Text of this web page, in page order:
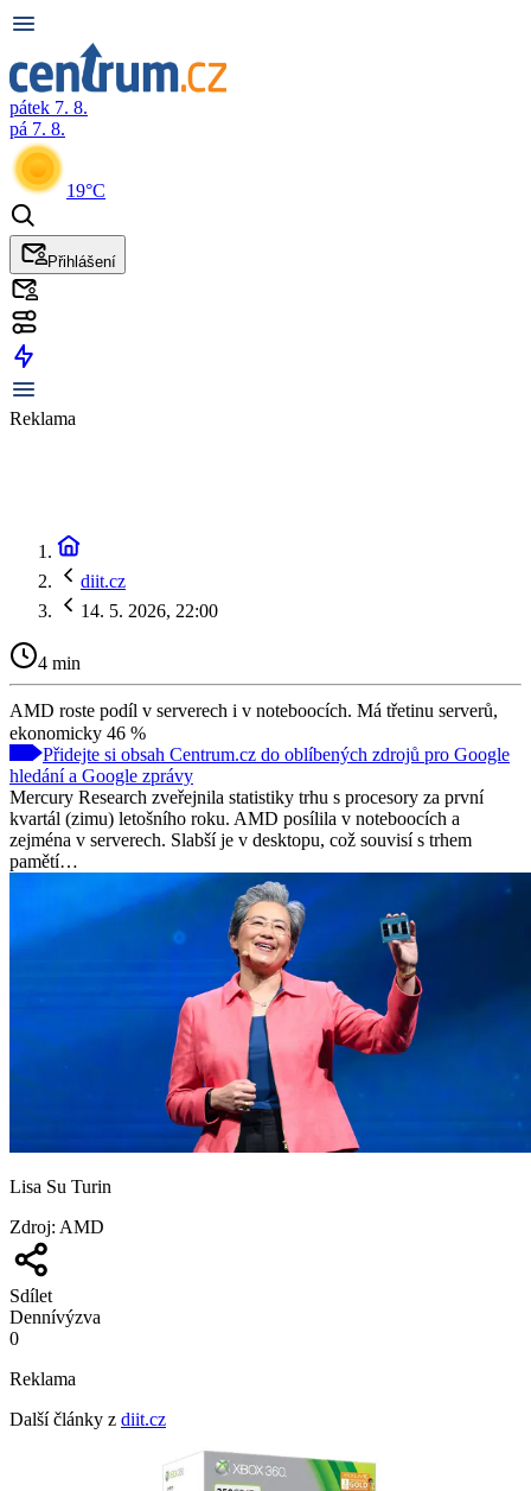
pátek 7. 8.
pá 7. 8.
19°C
Přihlášení
Reklama
diit.cz
14. 5. 2026, 22:00
4 min
AMD roste podíl v serverech i v noteboocích. Má třetinu serverů,
ekonomicky 46 %
Přidejte si obsah Centrum.cz do oblíbených zdrojů pro Google
hledání a Google zprávy
Mercury Research zveřejnila statistiky trhu s procesory za první
kvartál (zimu) letošního roku. AMD posílila v noteboocích a
zejména v serverech. Slabší je v desktopu, což souvisí s trhem
pamětí…
Lisa Su Turin
Zdroj: AMD
Sdílet
Dennívýzva
0
Reklama
Další články z diit.cz